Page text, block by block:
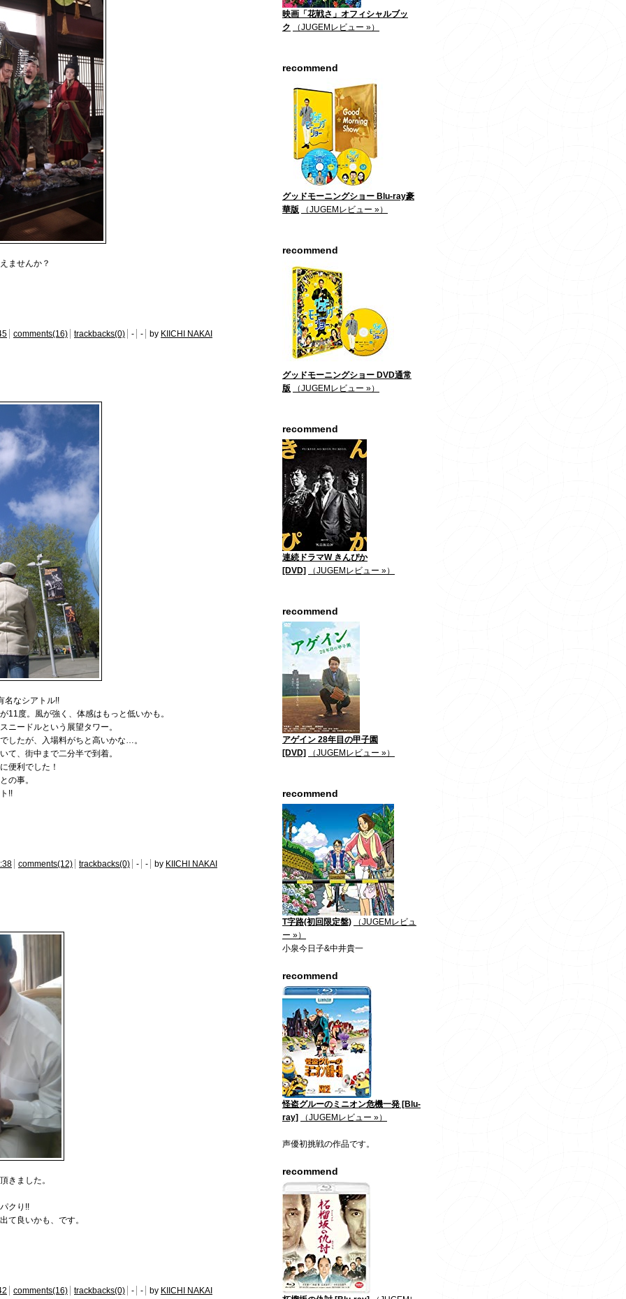
ませんか？
comments(16) trackbacks(0) - - by KIICHI NAKAI
名なシアトル!!
11度。風が強く、体感はもっと低いかも。
ニードルという展望タワー。
したが、入場料がちと高いかな…。
て、街中まで二分半で到着。
便利でした！
の事。
!!
comments(12) trackbacks(0) - - by KIICHI NAKAI
きました。
クり!!
て良いかも、です。
comments(16) trackbacks(0) - - by KIICHI NAKAI
映画「花戦さ」オフィシャルブッ
ク
（JUGEMレビュー »）
recommend
グッドモーニングショー Blu-ray豪
華版
（JUGEMレビュー »）
recommend
グッドモーニングショー DVD通常
版
（JUGEMレビュー »）
recommend
連続ドラマW きんぴか
[DVD]
（JUGEMレビュー »）
recommend
アゲイン 28年目の甲子園
[DVD]
（JUGEMレビュー »）
recommend
T字路(初回限定盤)
（JUGEMレビュ
ー »）
小泉今日子&中井貴一
recommend
怪盗グルーのミニオン危機一発 [Blu-
ray]
（JUGEMレビュー »）
声優初挑戦の作品です。
recommend